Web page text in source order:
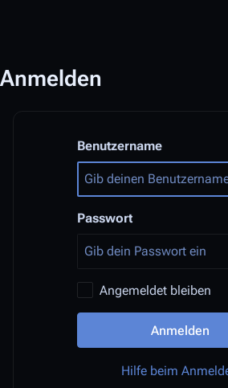
Anmelden
Benutzername
Passwort
Angemeldet bleiben
Anmelden
Hilfe beim